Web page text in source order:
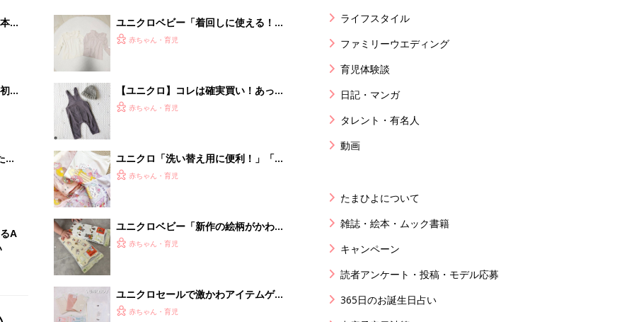
め
ま
A
ユニクロベビー「着回しに使える！」
「レギンス・ロンT・カバーオール
赤ちゃん・育児
【ユニクロ】コレは確実買い！あった
かキッズアイテム5選
赤ちゃん・育児
ユニクロ「洗い替え用に便利！」「肌
着・レギンス・Tシャツなど」夏に向
赤ちゃん・育児
ユニクロベビー「新作の絵柄がかわい
い♪」「秋冬のインナーとしても◎」
赤ちゃん・育児
ユニクロセールで激かわアイテムゲッ
ト！ママたちの戦利品
赤ちゃん・育児
ライフスタイル
ファミリーウエディング
育児体験談
日記・マンガ
タレント・有名人
動画
たまひよについて
雑誌・絵本・ムック書籍
キャンペーン
読者アンケート・投稿・モデル応募
365日のお誕生日占い